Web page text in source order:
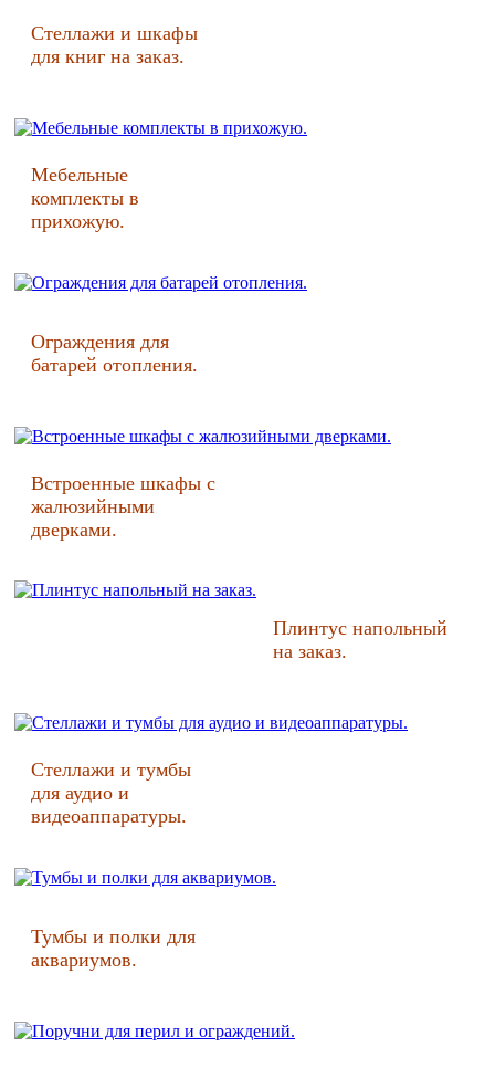
Стеллажи и шкафы
для книг на заказ.
Мебельные
комплекты в
прихожую.
Ограждения для
батарей отопления.
Встроенные шкафы с
жалюзийными
дверками.
Плинтус напольный
на заказ.
Стеллажи и тумбы
для аудио и
видеоаппаратуры.
Тумбы и полки для
аквариумов.